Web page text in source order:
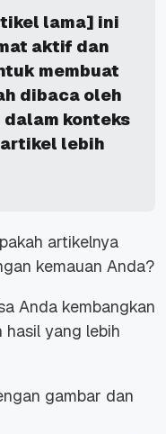
lama] ini
aktif dan
membuat
dibaca oleh
konteks
lebih
artikelnya
kemauan Anda?
Anda kembangkan
hasil yang lebih
gambar dan